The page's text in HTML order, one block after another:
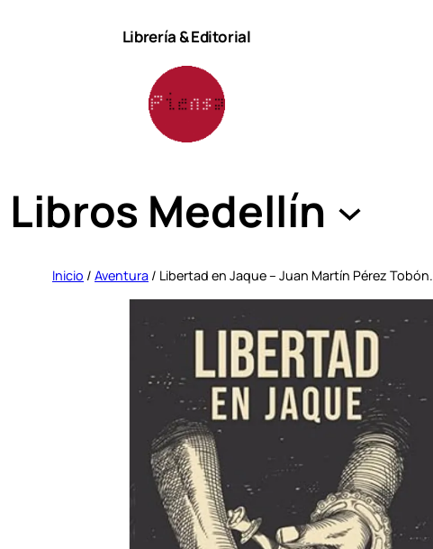
Librería & Editorial
Libros Medellín
Inicio / Aventura / Libertad en Jaque – Juan Martín Pérez Tobón.